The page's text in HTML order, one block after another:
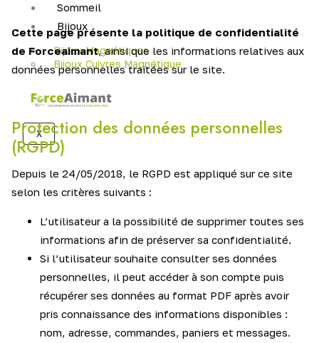
Sommeil
Bijoux
Bijoux Magnétiques
Bijoux Cuivres Magnétique
X
Cette page présente la politique de confidentialité
de Forceaimant, ainsi que les informations relatives aux
données personnelles traitées sur le site.
Protection des données personnelles
(RGPD)
Depuis le 24/05/2018, le RGPD est appliqué sur ce site
selon les critères suivants :
L’utilisateur a la possibilité de supprimer toutes ses
informations afin de préserver sa confidentialité.
Si l’utilisateur souhaite consulter ses données
personnelles, il peut accéder à son compte puis
récupérer ses données au format PDF après avoir
pris connaissance des informations disponibles :
nom, adresse, commandes, paniers et messages.